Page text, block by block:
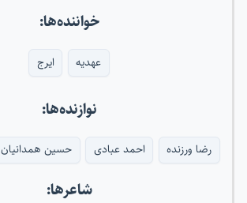
خواننده‌ها:
عهدیه ایرج
نوازنده‌ها:
رضا ورزنده احمد عبادی حسین همدانیان
شاعرها: